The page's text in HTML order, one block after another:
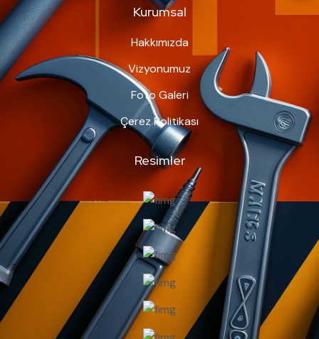
Kurumsal
Hakkımızda
Vizyonumuz
Foto Galeri
Çerez Politikası
Resimler